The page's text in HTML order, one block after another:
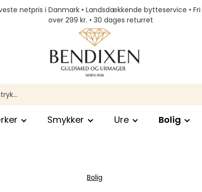
netpris i Danmark • Landsdækkende bytteservice •
over 299 kr. • 30 dages returret
Smykker Ure Bolig
Bolig